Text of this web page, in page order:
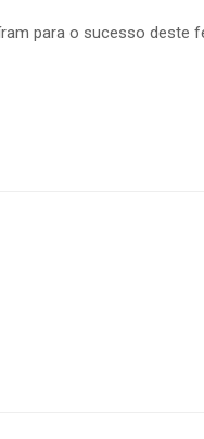
para o sucesso deste